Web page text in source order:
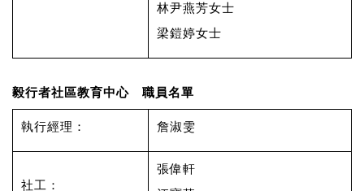
林尹燕芳女士
梁鎧婷女士
毅行者社區教育中心 職員名單
執行經理： 詹淑雯
社工：
張偉軒